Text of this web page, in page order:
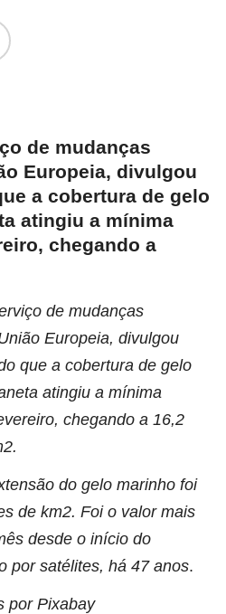
de mudanças
Europeia, divulgou
a cobertura de gelo
atingiu a mínima
chegando a
de mudanças
Europeia, divulgou
que a cobertura de gelo
atingiu a mínima
chegando a 16,2
do gelo marinho foi
de km2. Foi o valor mais
desde o início do
por satélites, há 47 anos.
por Pixabay